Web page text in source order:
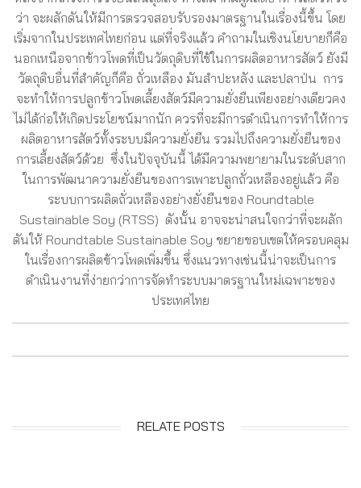
ว่า จะผลักดันให้มีการตรวจสอบรับรองมาตรฐานในเรื่องนี้ขึ้น โดย
เริ่มจากในประเทศไทยก่อน แต่ที่จริงแล้ว คำถามในเชิงนโยบายก็คือ
นอกเหนือจากข้าวโพดที่เป็นวัตถุดิบที่ใช้ในการผลิตอาหารสัตว์ ยังมี
วัตถุดิบอื่นที่สำคัญก็คือ ถั่วเหลือง มันสำปะหลัง และปลาป่น การ
จะทำให้การปลูกข้าวโพดเลี้ยงสัตว์มีความยั่งยืนเพียงอย่างเดียวคง
ไม่ได้ก่อให้เกิดประโยชน์มากนัก ควรที่จะมีการดำเนินการทำให้การ
ผลิตอาหารสัตว์ทั้งระบบมีความยั่งยืน รวมไปถึงความยั่งยืนของ
การเลี้ยงสัตว์ด้วย ซึ่งในปัจจุบันนี้ ได้มีความพยายามในระดับสาก
ในการพัฒนาความยั่งยืนของการเพาะปลูกถั่วเหลืองอยู่แล้ว คือ
ระบบการผลิตถั่วเหลืองอย่างยั่งยืนของ Roundtable
Sustainable Soy (RTSS) ดังนั้น อาจจะน่าสนใจกว่าที่จะผลัก
ดันให้ Roundtable Sustainable Soy ขยายขอบเขตให้ครอบคลุม
ในเรื่องการผลิตข้าวโพดเพิ่มขึ้น ซึ่งแนวทางเช่นนี้น่าจะเป็นการ
ดำเนินงานที่ง่ายกว่าการจัดทำระบบมาตรฐานใหม่เฉพาะของ
ประเทศไทย
RELATE POSTS